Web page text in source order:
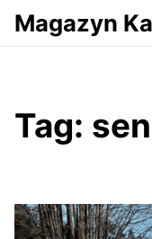
Przejdź do serwisu
Magazyn
Tag: